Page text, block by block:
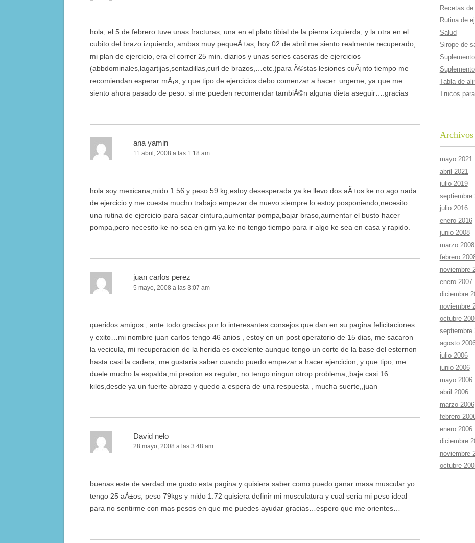
hola, el 5 de febrero tuve unas fracturas, una en el plato tibial de la pierna izquierda, y la otra en el
cubito del brazo izquierdo, ambas muy pequeÃ±as, hoy 02 de abril me siento realmente recuperado,
mi plan de ejercicio, era el correr 25 min. diarios y unas series caseras de ejercicios
(abbdominales,lagartijas,sentadillas,curl de brazos,…etc.)para Ã©stas lesiones cuÃ¡nto tiempo me
recomiendan esperar mÃ¡s, y que tipo de ejercicios debo comenzar a hacer. urgeme, ya que me
siento ahora pasado de peso. si me pueden recomendar tambiÃ©n alguna dieta aseguir….gracias
ana yamin
11 abril, 2008 a las 1:18 am
hola soy mexicana,mido 1.56 y peso 59 kg,estoy desesperada ya ke llevo dos aÃ±os ke no ago nada
de ejercicio y me cuesta mucho trabajo empezar de nuevo siempre lo estoy posponiendo,necesito
una rutina de ejercicio para sacar cintura,aumentar pompa,bajar braso,aumentar el busto hacer
pompa,pero necesito ke no sea en gim ya ke no tengo tiempo para ir algo ke sea en casa y rapido.
juan carlos perez
5 mayo, 2008 a las 3:07 am
queridos amigos , ante todo gracias por lo interesantes consejos que dan en su pagina felicitaciones
y exito…mi nombre juan carlos tengo 46 anios , estoy en un post operatorio de 15 dias, me sacaron
la vecicula, mi recuperacion de la herida es excelente aunque tengo un corte de la base del esternon
hasta casi la cadera, me gustaria saber cuando puedo empezar a hacer ejercicion, y que tipo, me
duele mucho la espalda,mi presion es regular, no tengo ningun otrop problema,,baje casi 16
kilos,desde ya un fuerte abrazo y quedo a espera de una respuesta , mucha suerte,,juan
David nelo
28 mayo, 2008 a las 3:48 am
buenas este de verdad me gusto esta pagina y quisiera saber como puedo ganar masa muscular yo
tengo 25 aÃ±os, peso 79kgs y mido 1.72 quisiera definir mi musculatura y cual seria mi peso ideal
para no sentirme con mas pesos en que me puedes ayudar gracias…espero que me orientes…
Recetas
Rutina de
Salud
Sirope de
Tabla de
Trucos
Archivos
mayo 2021
abril 2021
julio 2019
septiembre
julio 2016
enero 2016
junio 2008
marzo 2008
febrero
noviembre
enero 2007
diciembre
noviembre
octubre
septiembre
agosto
julio 2006
junio 2006
mayo 2006
abril 2006
marzo 2006
febrero
enero 2006
diciembre
noviembre
octubre